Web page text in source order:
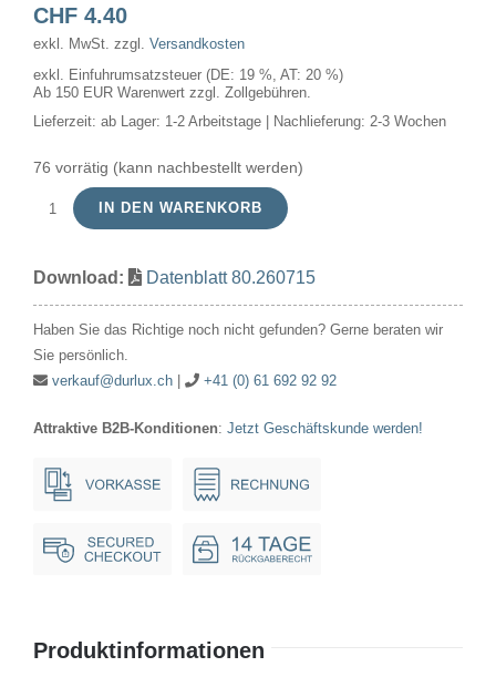
CHF4.40
exkl. MwSt. zzgl. Versandkosten
exkl. Einfuhrumsatzsteuer (DE: 19 %, AT: 20 %)
Ab 150 EUR Warenwert zzgl. Zollgebühren.
Lieferzeit: ab Lager: 1-2 Arbeitstage | Nachlieferung: 2-3 Wochen
76 vorrätig (kann nachbestellt werden)
Röhrenlampe
260V
22x48mm
Menge
IN DEN WARENKORB
Download: Datenblatt 80.260715
Haben Sie das Richtige noch nicht gefunden? Gerne beraten wir
Sie persönlich.
verkauf@durlux.ch| +41 (0) 61 692 92 92
Attraktive B2B-Konditionen: Jetzt Geschäftskunde werden!
Produktinformationen